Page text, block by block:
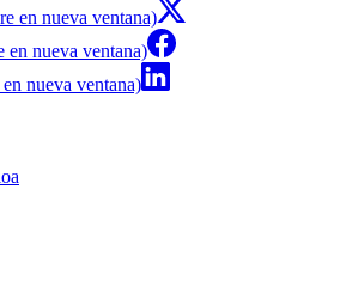
en nueva ventana)
en nueva ventana)
nueva ventana)